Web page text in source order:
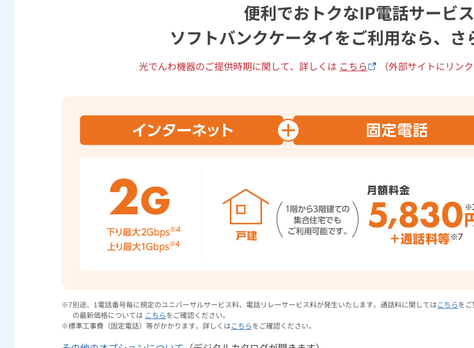
便利でおトクなIP電話サービス
ソフトバンクケータイをご利用なら、さ
光でんわ機器のご提供時期に関して、詳しくは こちら （外部サイトにリン
別途、1電話番号毎に規定のユニバーサルサービス料、電話リレーサービス料が発生いたします。通話料に関してはこちらを
の最新価格については こちらをご確認ください。
標準工事費（固定電話）等がかかります。詳しくはこちらをご確認ください。